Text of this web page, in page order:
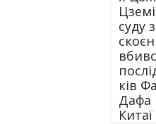
суду
ків
Дафа
Китаї